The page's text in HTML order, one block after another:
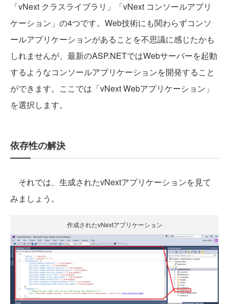
「vNext クラスライブラリ」「vNext コンソールアプリ
ケーション」の4つです。Web技術にも関わらずコンソ
ールアプリケーションがあることを不思議に感じたかも
しれませんが、最新のASP.NETではWebサーバーを起動
するようなコンソールアプリケーションを開発すること
ができます。ここでは「vNext Webアプリケーション」
を選択します。
依存性の解決
それでは、生成されたvNextアプリケーションを見て
みましょう。
作成されたvNextアプリケーション